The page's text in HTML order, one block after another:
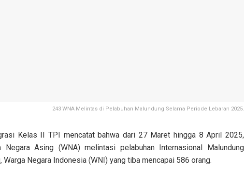
243 WNA Melintas di Pelabuhan Malundung Selama Periode Lebaran 2025.
Kelas II TPI mencatat bahwa dari 27 Maret hingga 8 April 2025,
Negara Asing (WNA) melintasi pelabuhan Internasional Malundung
Warga Negara Indonesia (WNI) yang tiba mencapai 586 orang.